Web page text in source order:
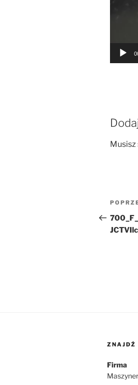
Musisz
wpis
ZNAJDŹ
Firma